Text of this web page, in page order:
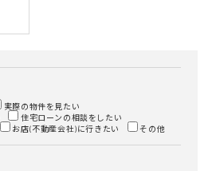
実際の物件を見たい
住宅ローンの相談をしたい
お店(不動産会社)に行きたい その他